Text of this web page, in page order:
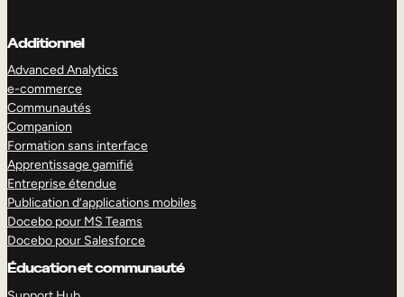
Additionnel
Advanced Analytics
e-commerce
Communautés
Companion
Formation sans interface
Apprentissage gamifié
Entreprise étendue
Publication d’applications mobiles
Docebo pour MS Teams
Docebo pour Salesforce
Éducation et communauté